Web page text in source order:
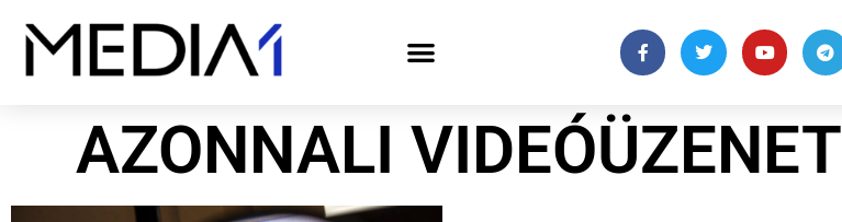
AZONNALI VIDEÓÜZENET